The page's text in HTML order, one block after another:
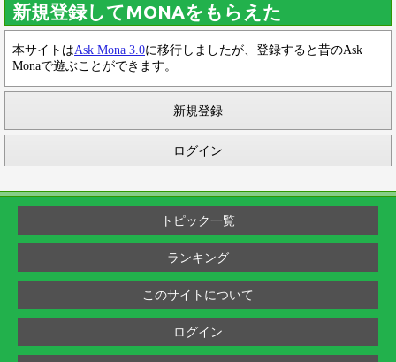
新規登録してMONAをもらえた
本サイトはAsk Mona 3.0に移行しましたが、登録すると昔のAsk
Monaで遊ぶことができます。
新規登録
ログイン
トピック一覧
ランキング
このサイトについて
ログイン